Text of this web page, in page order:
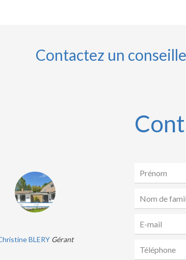
Contactez un
BLERY Gérant